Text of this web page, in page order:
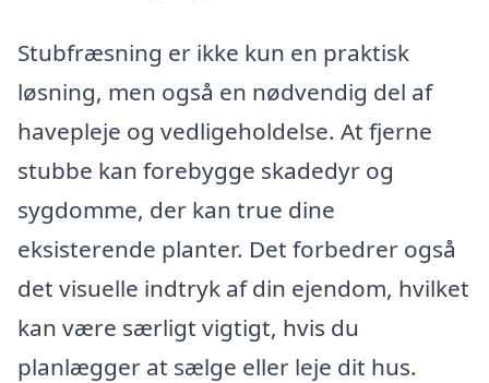
Stubfræsning er ikke kun en praktisk
løsning, men også en nødvendig del af
havepleje og vedligeholdelse. At fjerne
stubbe kan forebygge skadedyr og
sygdomme, der kan true dine
eksisterende planter. Det forbedrer også
det visuelle indtryk af din ejendom, hvilket
kan være særligt vigtigt, hvis du
planlægger at sælge eller leje dit hus.